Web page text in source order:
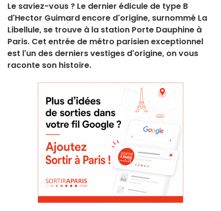
Le saviez-vous ? Le dernier édicule de type B
d'Hector Guimard encore d'origine, surnommé La
Libellule, se trouve à la station Porte Dauphine à
Paris. Cet entrée de métro parisien exceptionnel
est l'un des derniers vestiges d'origine, on vous
raconte son histoire.